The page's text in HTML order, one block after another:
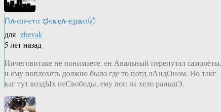
Ոሉαዙҿτα ಭҿҝҿሉҿʓяҝα〄
для zhevak
5 лет назад
Ничеговитаке не понимаете. ен Авальный перепутал самолёты,
и ему поплохеть должно было где то потд лАндОном. Но такг
каг тут воздЫх неСвободы, ему поп ла хело раньшЭ.